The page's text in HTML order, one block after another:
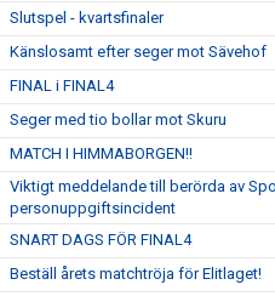
Slutspel - kvartsfinaler
Känslosamt efter seger mot Sävehof
FINAL i FINAL4
Seger med tio bollar mot Skuru
MATCH I HIMMABORGEN!!
Viktigt meddelande till berörda av
personuppgiftsincident
SNART DAGS FÖR FINAL4
Beställ årets matchtröja för Elitlaget!